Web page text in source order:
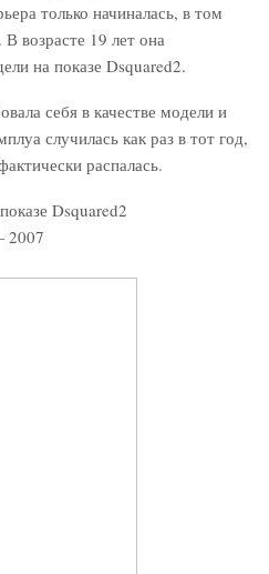
только начиналась, в том
возрасте 19 лет она
на показе Dsquared2.
себя в качестве модели и
случилась как раз в тот год,
распалась.